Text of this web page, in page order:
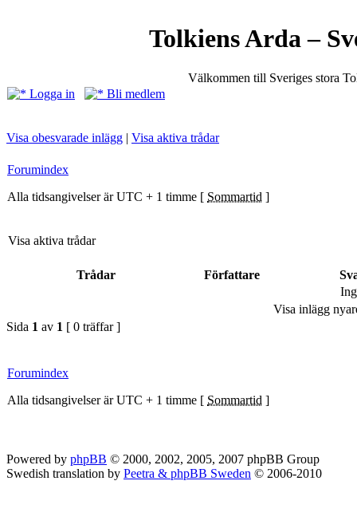
Tolkiens Arda –
Välkommen till Sveriges stora
Logga in
Bli medlem
Visa obesvarade inlägg | Visa aktiva trådar
Forumindex
Alla tidsangivelser är UTC + 1 timme [ Sommartid ]
Visa aktiva trådar
Trådar Författare
Visa inlägg
Sida 1 av 1 [ 0 träffar ]
Forumindex
Alla tidsangivelser är UTC + 1 timme [ Sommartid ]
Powered by phpBB © 2000, 2002, 2005, 2007 phpBB Group
Swedish translation by Peetra & phpBB Sweden © 2006-2010